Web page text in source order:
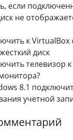
если
не
к
диск
телевизор
8.1
учетной